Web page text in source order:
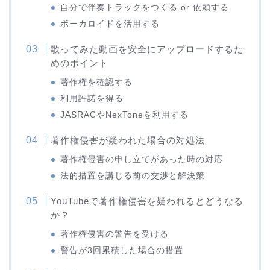
自分で伴奏トラックをつくる or 依頼する
ボーカロイドを活用する
歌ってみた動画を安全にアップロードするた
めのポイント
著作権を確認する
利用許諾を得る
JASRACやNexToneを利用する
著作権侵害が疑われた場合の対処法
著作権侵害の申し立てがあった時の対応
法的措置を講じる前の交渉と解決策
YouTubeで著作権侵害を疑われるとどうなる
か？
著作権侵害の警告を受ける
警告が3回累積した場合の措置